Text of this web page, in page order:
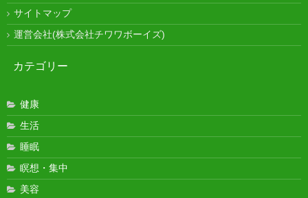
サイトマップ
運営会社(株式会社チワワボーイズ)
カテゴリー
健康
生活
睡眠
瞑想・集中
美容